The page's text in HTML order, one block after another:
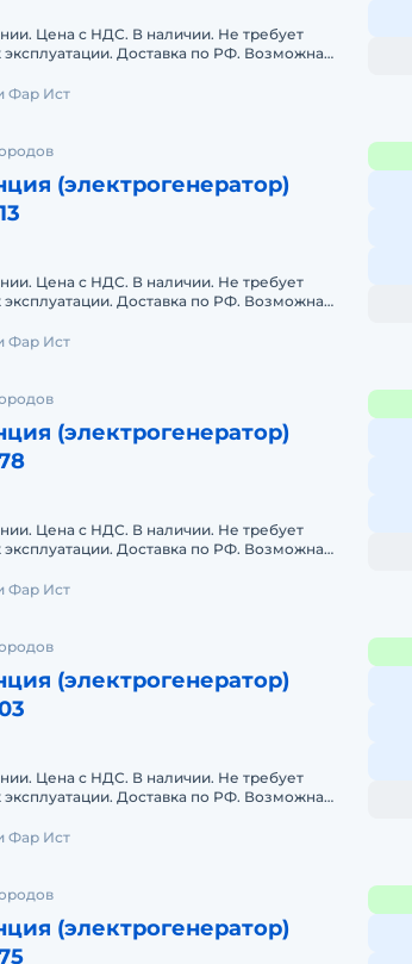
Цена с НДС. В наличии. Не требует
эксплуатации. Доставка по РФ. Возможна
Фар Ист
(электрогенератор)
Цена с НДС. В наличии. Не требует
эксплуатации. Доставка по РФ. Возможна
Фар Ист
(электрогенератор)
Цена с НДС. В наличии. Не требует
эксплуатации. Доставка по РФ. Возможна
Фар Ист
(электрогенератор)
Цена с НДС. В наличии. Не требует
эксплуатации. Доставка по РФ. Возможна
Фар Ист
(электрогенератор)